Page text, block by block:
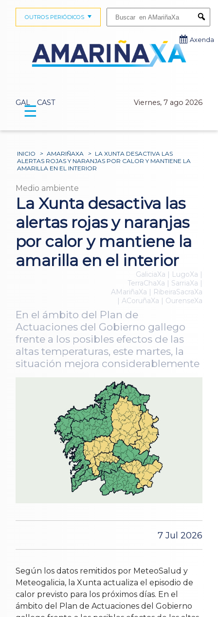
GAL CAST Viernes, 7 ago 2026
OUTROS PERIÓDICOS
Axenda
☰
INICIO > AMARIÑAXA > LA XUNTA DESACTIVA LAS
ALERTAS ROJAS Y NARANJAS POR CALOR Y MANTIENE LA
AMARILLA EN EL INTERIOR
Medio ambiente
La Xunta desactiva las
alertas rojas y naranjas
por calor y mantiene la
amarilla en el interior
GaliciaXa | LugoXa |
TerraChaXa | SarriaXa |
AMariñaXa | RibeiraSacraXa
| ACoruñaXa | OurenseXa
En el ámbito del Plan de
Actuaciones del Gobierno gallego
frente a los posibles efectos de las
altas temperaturas, este martes, la
situación mejora considerablemente
7 Jul 2026
Según los datos remitidos por MeteoSalud y
Meteogalicia, la Xunta actualiza el episodio de
calor previsto para los próximos días. En el
ámbito del Plan de Actuaciones del Gobierno